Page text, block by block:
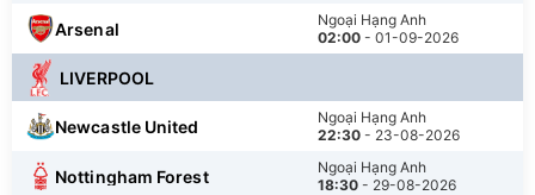
Ngoại Hạng Anh
02:00- 01-09-2026
Arsenal
LIVERPOOL
Ngoại Hạng Anh
22:30- 23-08-2026
Newcastle United
Ngoại Hạng Anh
18:30- 29-08-2026
Nottingham Forest